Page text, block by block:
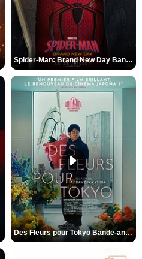
Spider-Man: Brand New Day Bande-annonce VO STFR
Des Fleurs pour Tokyo Bande-annonce VO STFR